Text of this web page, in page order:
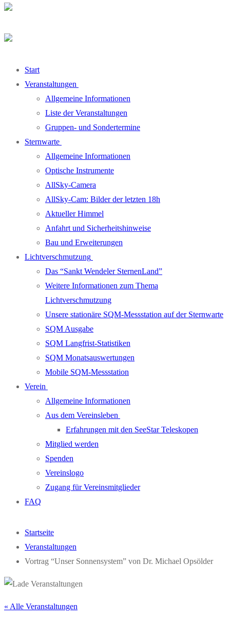
Start
Veranstaltungen
Allgemeine Informationen
Liste der Veranstaltungen
Gruppen- und Sondertermine
Sternwarte
Allgemeine Informationen
Optische Instrumente
AllSky-Camera
AllSky-Cam: Bilder der letzten 18h
Aktueller Himmel
Anfahrt und Sicherheitshinweise
Bau und Erweiterungen
Lichtverschmutzung
Das “Sankt Wendeler SternenLand”
Weitere Informationen zum Thema
Lichtverschmutzung
Unsere stationäre SQM-Messstation auf der Sternwarte
SQM Ausgabe
SQM Langfrist-Statistiken
SQM Monatsauswertungen
Mobile SQM-Messstation
Verein
Allgemeine Informationen
Aus dem Vereinsleben
Erfahrungen mit den SeeStar Teleskopen
Mitglied werden
Spenden
Vereinslogo
Zugang für Vereinsmitglieder
FAQ
Startseite
Veranstaltungen
Vortrag “Unser Sonnensystem” von Dr. Michael Opsölder
« Alle Veranstaltungen